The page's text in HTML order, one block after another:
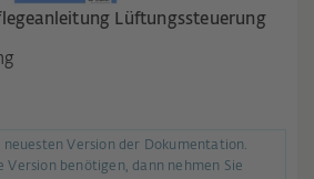
Lüftungssteuerung
neuesten Version der Dokumentation.
Version benötigen, dann nehmen Sie